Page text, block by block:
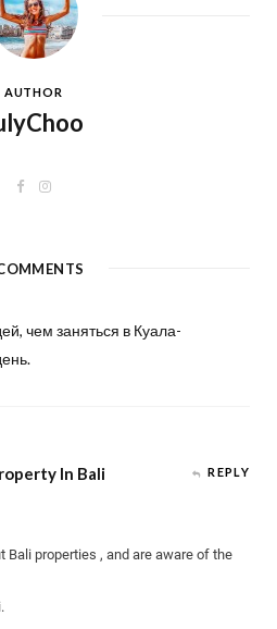
AUTHOR
F
o
I
r
чем заняться в Куала-
In Bali REPLY
Bali properties , and are aware of the